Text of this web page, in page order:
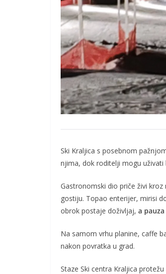
Ski Kraljica s posebnom
njima, dok roditelji mogu uživati
Gastronomski dio priče živi kroz
gostiju. Topao enterijer, mirisi
obrok postaje doživljaj, a
Na samom vrhu planine, caffe
nakon povratka u grad.
Staze Ski centra Kraljica